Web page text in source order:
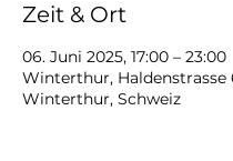
Zeit & Ort
06. Juni 2025, 17:00 – 23:00
Winterthur, Haldenstrasse
Winterthur, Schweiz